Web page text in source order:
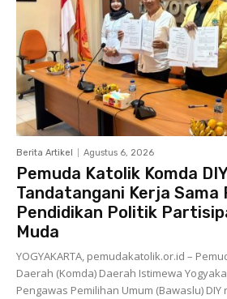
Berita Artikel Agustus 6, 2026
Pemuda Katolik Komda
Tandatangani Kerja Sama
Pendidikan Politik
Muda
YOGYAKARTA, pemudakatolik.or.id –
Daerah (Komda) Daerah Istimewa
Pengawas Pemilihan Umum (Bawaslu) DIY